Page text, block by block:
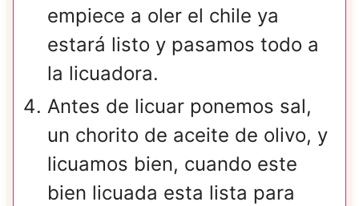
empiece a oler el chile ya
estará listo y pasamos todo a
la licuadora.
Antes de licuar ponemos sal,
un chorito de aceite de olivo, y
licuamos bien, cuando este
bien licuada esta lista para